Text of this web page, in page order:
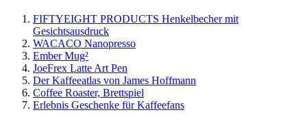
FIFTYEIGHT PRODUCTS Henkelbecher mit
Gesichtsausdruck
WACACO Nanopresso
Ember Mug²
JoeFrex Latte Art Pen
Der Kaffeeatlas von James Hoffmann
Coffee Roaster, Brettspiel
Erlebnis Geschenke für Kaffeefans